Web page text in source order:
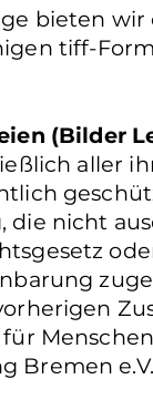
bieten wir
tiff-
(Bilder
aller
die nicht
Bremen e.V.